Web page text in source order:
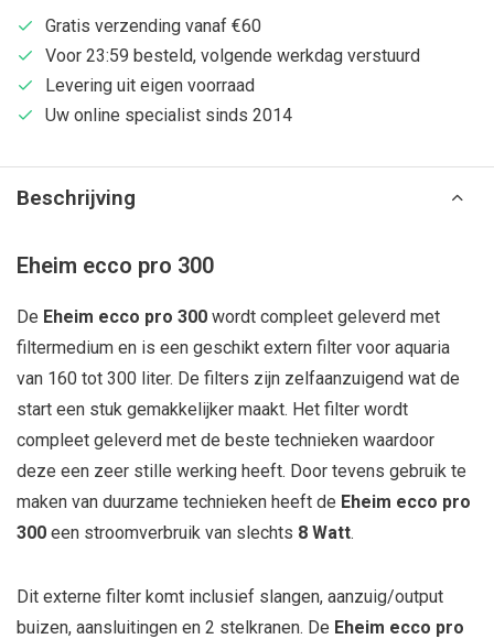
Gratis verzending vanaf €60
Voor 23:59 besteld, volgende werkdag verstuurd
Levering uit eigen voorraad
Uw online specialist sinds 2014
Beschrijving
Eheim ecco pro 300
De Eheim ecco pro 300 wordt compleet geleverd met
filtermedium en is een geschikt extern filter voor aquaria
van 160 tot 300 liter. De filters zijn zelfaanzuigend wat de
start een stuk gemakkelijker maakt. Het filter wordt
compleet geleverd met de beste technieken waardoor
deze een zeer stille werking heeft. Door tevens gebruik te
maken van duurzame technieken heeft de Eheim ecco pro
300 een stroomverbruik van slechts 8 Watt.
Dit externe filter komt inclusief slangen, aanzuig/output
buizen, aansluitingen en 2 stelkranen. De Eheim ecco pro